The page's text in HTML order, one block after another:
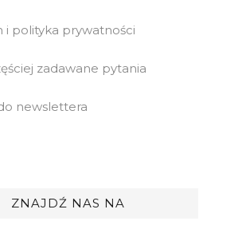
i polityka prywatności
zadawane pytania
newslettera
ZNAJDŹ NAS NA